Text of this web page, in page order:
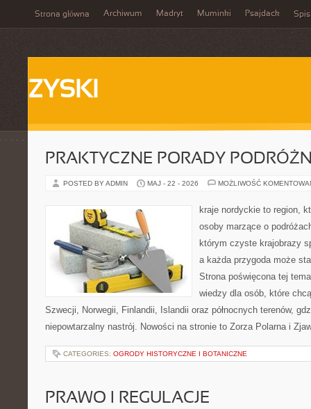
Strona główna Archiwum Madryt Muminki Psajdack Spis
ZYSKI
PRAKTYCZNE PORADY
POSTED BY ADMIN MAJ - 22 - 2026 MOŻLIWOŚĆ
kraje nordyckie to region,
osoby marzące o
którym czyste krajobrazy
a każda przygoda może
Strona poświęcona tej
wiedzy dla osób, które
Szwecji, Norwegii, Finlandii, Islandii oraz północnych terenów,
niepowtarzalny nastrój. Nowości na stronie to Zorza Polarna i
CATEGORIES: OGRODY HISTORYCZNE I BOTANICZNE
PRAWO I REGULACJE